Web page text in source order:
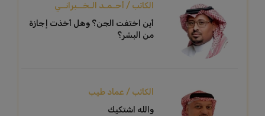
الكاتب / أحـمـد الـخــبرانــي
أين اختفت الجن؟ وهل أخذت إجازة
من البشر؟
الكاتب / عماد طيب
والله اشتكيك